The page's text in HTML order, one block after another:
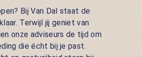
Bij Van Dal staat de
Terwijl jij geniet van
onze adviseurs de tijd om
die écht bij je past.